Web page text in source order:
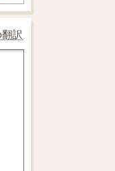
訳